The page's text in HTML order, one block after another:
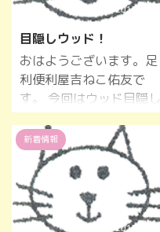
2017/8/27
目隠しウッド！
おはようございます。足
利便利屋吉ねこ佑友で
す。 今回はウッド目隠し
作業をしました。目隠
し、ガーデニングにもい
かがでしょうか。 お気軽
にお問い合わせくださ
い。
新着情報
2017/1/19